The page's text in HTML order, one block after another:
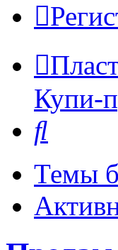
Купи-
Темы